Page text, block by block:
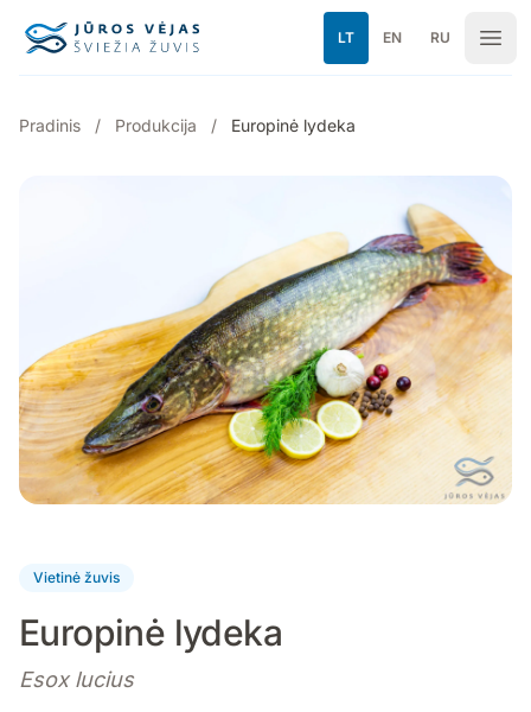
LT EN RU
Pradinis / Produkcija / Europinė lydeka
Vietinė žuvis
Europinė lydeka
Esox lucius